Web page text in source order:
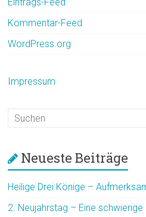
Kommentar-Feed
WordPress.org
Impressum
Neueste Beiträge
Heilige Drei Könige –
2. Neujahrstag – Eine schwierige